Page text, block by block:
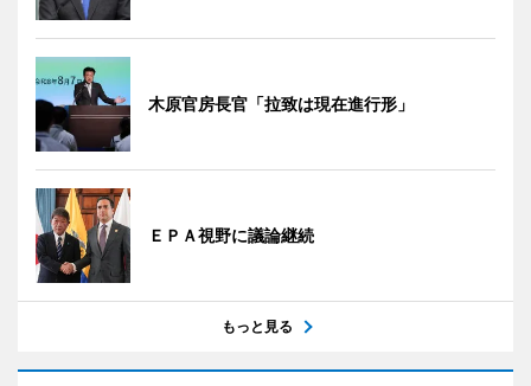
木原官房長官「拉致は現在進行形」
ＥＰＡ視野に議論継続
もっと見る